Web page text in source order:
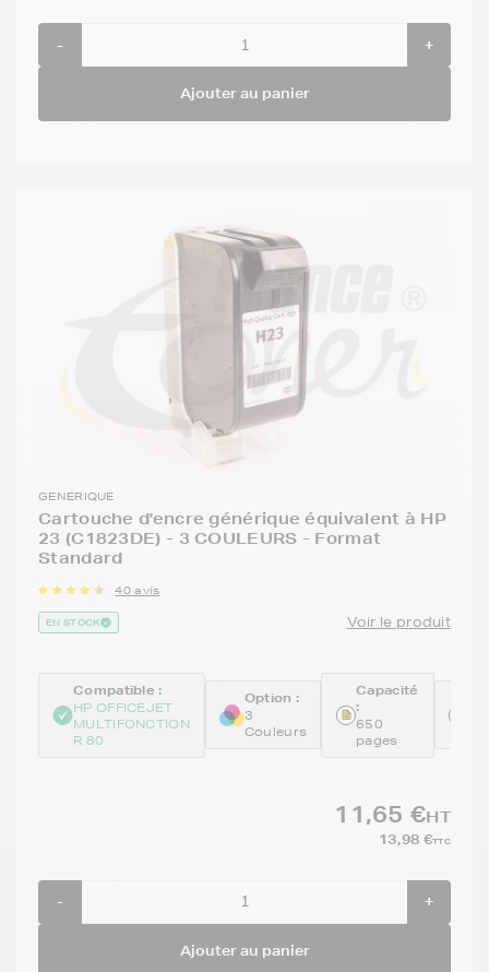
- +
Ajouter au panier
GENERIQUE
Cartouche d'encre générique équivalent à HP
23 (C1823DE) - 3 COULEURS - Format
Standard
40 avis
EN STOCK Voir le produit
Compatible :
HP OFFICEJET
MULTIFONCTION
R 80
Option :
3
Couleurs
Capacité
:
650
pages
11,65 €HT
13,98 €TTC
- +
Ajouter au panier